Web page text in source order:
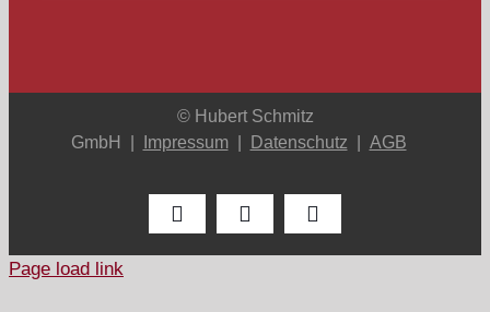
© Hubert Schmitz
GmbH |
Impressum| Datenschutz AGB
FacebookInstagramLinkedIn
Page load link